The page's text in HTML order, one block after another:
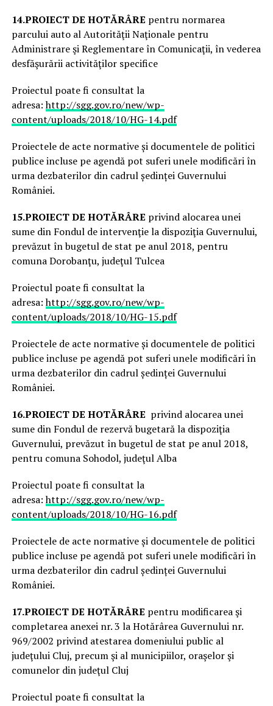
14.PROIECT DE HOTĂRÂRE pentru normarea
parcului auto al Autorităţii Naţionale pentru
Administrare şi Reglementare în Comunicaţii, în vederea
desfăşurării activităţilor specifice
Proiectul poate fi consultat la
adresa:http://sgg.gov.ro/new/wp-
content/uploads/2018/10/HG-14.pdf
Proiectele de acte normative și documentele de politici
publice incluse pe agendă pot suferi unele modificări în
urma dezbaterilor din cadrul ședinței Guvernului
României.
15.PROIECT DE HOTĂRÂRE privind alocarea unei
sume din Fondul de intervenţie la dispoziţia Guvernului,
prevăzut în bugetul de stat pe anul 2018, pentru
comuna Dorobanţu, judeţul Tulcea
Proiectul poate fi consultat la
adresa:http://sgg.gov.ro/new/wp-
content/uploads/2018/10/HG-15.pdf
Proiectele de acte normative și documentele de politici
publice incluse pe agendă pot suferi unele modificări în
urma dezbaterilor din cadrul ședinței Guvernului
României.
16.PROIECT DE HOTĂRÂRE privind alocarea unei
sume din Fondul de rezervă bugetară la dispoziţia
Guvernului, prevăzut în bugetul de stat pe anul 2018,
pentru comuna Sohodol, judeţul Alba
Proiectul poate fi consultat la
adresa:http://sgg.gov.ro/new/wp-
content/uploads/2018/10/HG-16.pdf
Proiectele de acte normative și documentele de politici
publice incluse pe agendă pot suferi unele modificări în
urma dezbaterilor din cadrul ședinței Guvernului
României.
17.PROIECT DE HOTĂRÂRE pentru modificarea şi
completarea anexei nr. 3 la Hotărârea Guvernului nr.
969/2002 privind atestarea domeniului public al
judeţului Cluj, precum şi al municipiilor, oraşelor şi
comunelor din judeţul Cluj
Proiectul poate fi consultat la